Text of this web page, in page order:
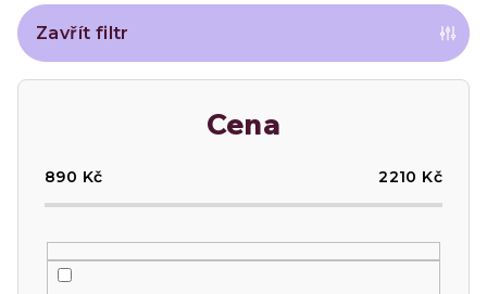
n
í
Zavřít filtr
Cena
890 Kč 2210 Kč